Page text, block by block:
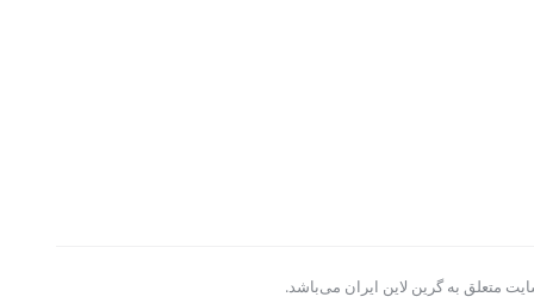
متعلق به گرین لاین ایران می‌باشد.